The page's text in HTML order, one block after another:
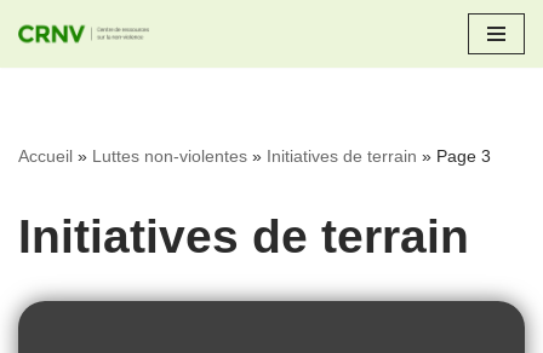
Aller
Accueil » Luttes non-violentes » Initiatives de terrain » Page 3
Initiatives de terrain